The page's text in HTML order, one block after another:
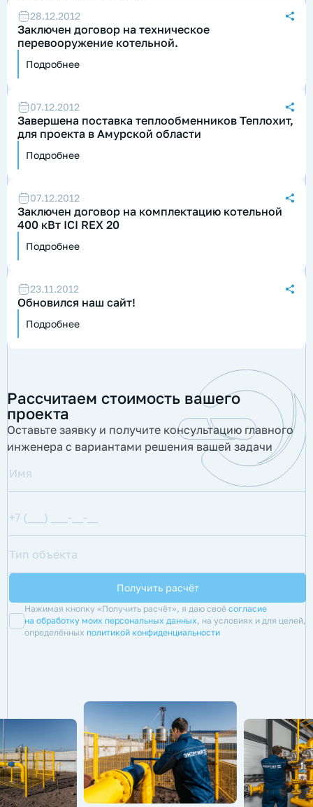
28.12.2012
Заключен договор на техническое
перевооружение котельной.
Подробнее
07.12.2012
Завершена поставка теплообменников Теплохит,
для проекта в Амурской области
Подробнее
07.12.2012
Заключен договор на комплектацию котельной
400 кВт ICI REX 20
Подробнее
23.11.2012
Обновился наш сайт!
Подробнее
Рассчитаем стоимость вашего
проекта
Оставьте заявку и получите консультацию главного
инженера с вариантами решения вашей задачи
Нажимая кнопку «Получить расчёт», я даю своё согласие
на обработку моих персональных данных, на условиях и для целей,
определённых политикой конфиденциальности